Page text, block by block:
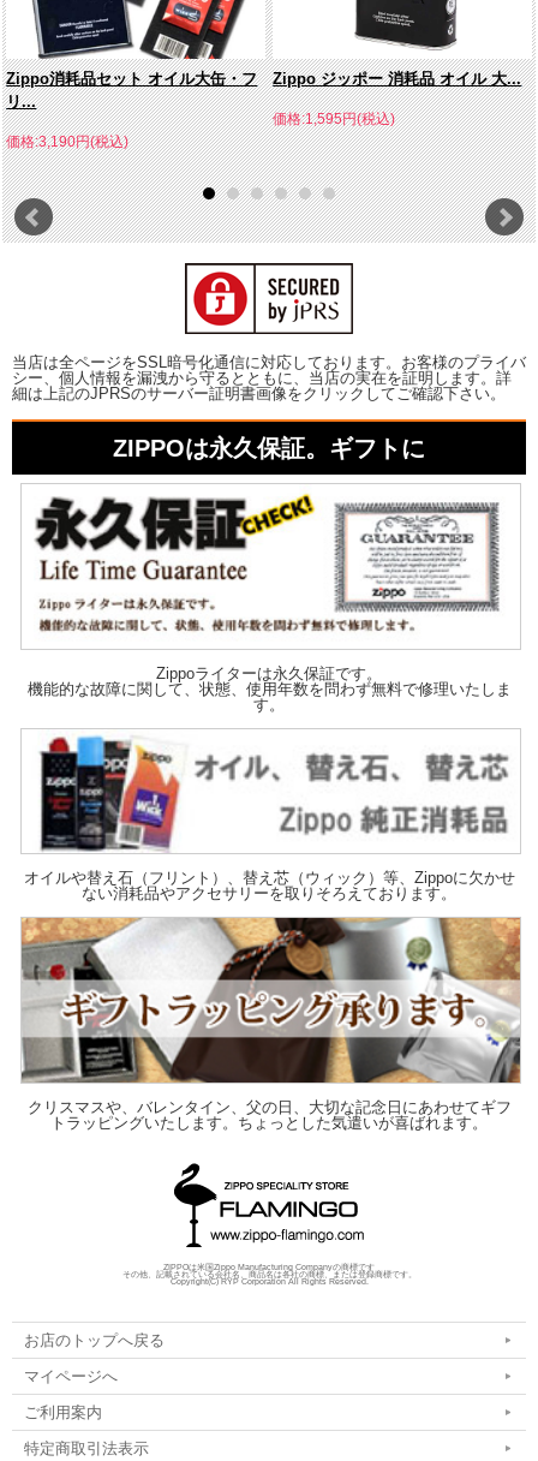
Zippo消耗品セット オイル大缶・フ
リ...
価格:3,190円(税込)
Zippo ジッポー 消耗品 オイル 大...
価格:1,595円(税込)
当店は全ページをSSL暗号化通信に対応しております。お客様のプライバ
シー、個人情報を漏洩から守るとともに、当店の実在を証明します。詳
細は上記のJPRSのサーバー証明書画像をクリックしてご確認下さい。
ZIPPOは永久保証。ギフトに
Zippoライターは永久保証です。
機能的な故障に関して、状態、使用年数を問わず無料で修理いたしま
す。
オイルや替え石（フリント）、替え芯（ウィック）等、Zippoに欠かせ
ない消耗品やアクセサリーを取りそろえております。
クリスマスや、バレンタイン、父の日、大切な記念日にあわせてギフ
トラッピングいたします。ちょっとした気遣いが喜ばれます。
ZIPPOは米国Zippo Manufacturing Companyの商標です
その他、記載されている会社名、商品名は各社の商標、または登録商標です。
Copyright(C) RYP Corporation All Rights Reserved.
お店のトップへ戻る
マイページへ
ご利用案内
特定商取引法表示